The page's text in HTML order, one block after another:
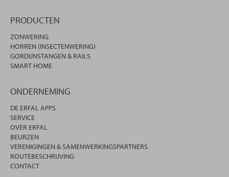
PRODUCTEN
ZONWERING
HORREN (INSECTENWERING)
GORDIJNSTANGEN & RAILS
SMART HOME
ONDERNEMING
DE ERFAL APPS
SERVICE
OVER ERFAL
BEURZEN
VERENIGINGEN & SAMENWERKINGSPARTNERS
ROUTEBESCHRIJVING
CONTACT